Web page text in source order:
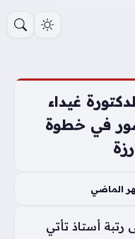
غيداء
في خطوة
الماضي
رتبة أستاذ تأتي